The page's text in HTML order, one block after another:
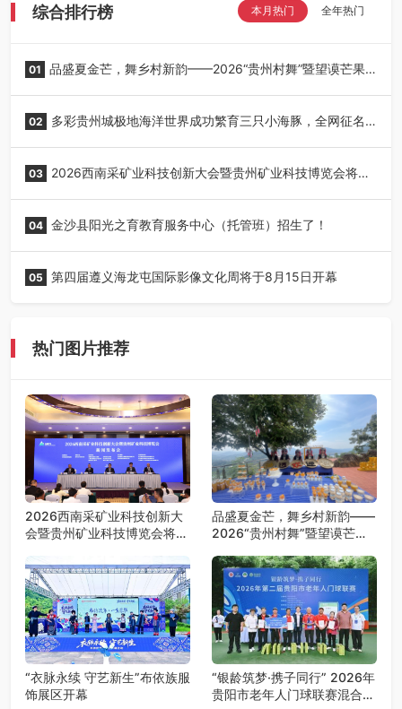
综合排行榜 本月热门 全年热门
01 品盛夏金芒，舞乡村新韵——2026“贵州村舞”暨望谟芒果
02 多彩贵州城极地海洋世界成功繁育三只小海豚，全网征名
03 2026西南采矿业科技创新大会暨贵州矿业科技博览会将在
04 金沙县阳光之育教育服务中心（托管班）招生了！
05 第四届遵义海龙屯国际影像文化周将于8月15日开幕
热门图片推荐
2026西南采矿业科技创新大
会暨贵州矿业科技博览会将在
品盛夏金芒，舞乡村新韵——
2026“贵州村舞”暨望谟芒果
“衣脉永续 守艺新生”布依族服
饰展区开幕
“银龄筑梦·携子同行” 2026年
贵阳市老年人门球联赛混合团